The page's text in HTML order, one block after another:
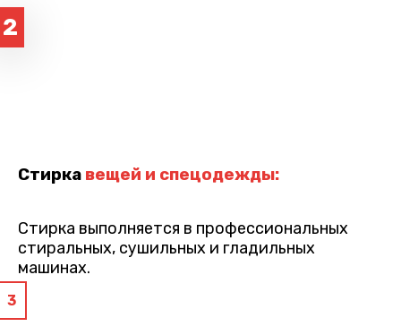
2
Стирка вещей и спецодежды:
Стирка выполняется в профессиональных
стиральных, сушильных и гладильных
машинах.
3